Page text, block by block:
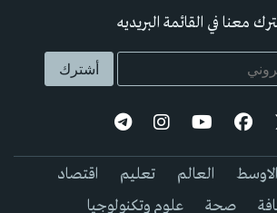
معنا في القائمة البريديه
العالم تعليم
اقتصاد
صحة علوم وتكنولوجيا